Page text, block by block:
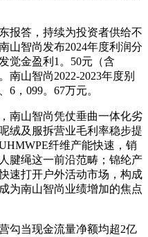
答，持续为投资者供给不
山智尚发布2024年度利润分
觉金盈利1。50元（含
南山智尚2022-2023年度别
6，099。67万元。
山智尚凭仗垂曲一体化劣
绒及服拆营业毛利率稳步提
纤维产能快速，销
腱绳这一前沿范畴；锦纶产
速打开户外活动市场，构成
为南山智尚业绩增加的焦点
当现金流量净额均超2亿